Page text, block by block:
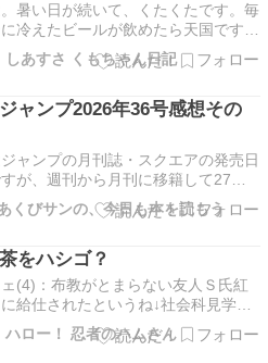
暑い日が続いて、くたくたです。毎
冷えたビールが飲めたら天国です。
やると目に見えて体調が悪くなるの
垂らしながら、ビールのCMを見て
ビールのCM見ている図を思い浮か
が…
しあすさ くもちゃん日記
ャンプ2026年36号感想その
ャンプの月刊誌・スクエアの発売日
が、週刊から月刊に移籍して27年
漫画「テニスの王子様」が最終回を迎
念の付録がCDなんですよ。はい、
くびサンの、今日も本を読もう
をハシゴ？
ェ(4)：布教がとまらない友人Ｓ氏紅
給仕されたというね↓社会科見学た
↓メイド靴調べてるうちに買っちゃっ
】アシックス ウェッジソール
ハロー！ 忍者のハムさん